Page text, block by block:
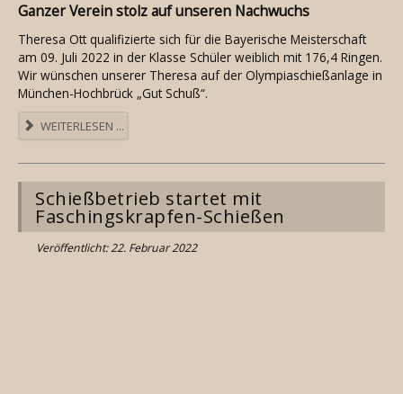
Ganzer Verein stolz auf unseren Nachwuchs
Theresa Ott qualifizierte sich für die Bayerische Meisterschaft
am 09. Juli 2022 in der Klasse Schüler weiblich mit 176,4 Ringen.
Wir wünschen unserer Theresa auf der Olympiaschießanlage in
München-Hochbrück „Gut Schuß“.
WEITERLESEN ...
Schießbetrieb startet mit
Faschingskrapfen-Schießen
Veröffentlicht: 22. Februar 2022